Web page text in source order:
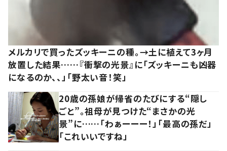
メルカリで買ったズッキーニの種。→土に植えて3ヶ月
放置した結果……『衝撃の光景』に「ズッキーニも凶器
になるのか、、」「野太い音！笑」
20歳の孫娘が帰省のたびにする“隠し
ごと”。祖母が見つけた“まさかの光
景”に……「わぁーーー！」「最高の孫だ」
「これいいですね」